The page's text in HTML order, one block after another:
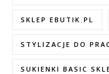
SKLEP EBUTIK.PL
STYLIZACJE DO
SUKIENKI BASIC